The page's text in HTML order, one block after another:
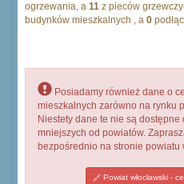
ogrzewania, a 11 z pieców
budynków mieszkalnych , a 0
Posiadamy również dane o
mieszkalnych zarówno na rynku
Niestety dane te nie są
mniejszych od powiatów.
bezpośrednio na stronie powiatu
Powiat włocławski -